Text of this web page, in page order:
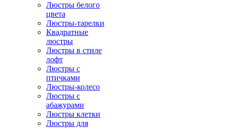
Люстры белого
цвета
Люстры-тарелки
Квадратные
люстры
Люстры в стиле
лофт
Люстры с
птичками
Люстры-колесо
Люстры с
абажурами
Люстры клетки
Люстры для